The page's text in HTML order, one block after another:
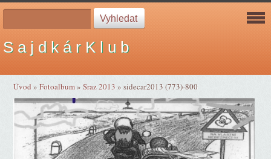
S a j d k á r K l u b
Úvod »Fotoalbum»Sraz 2013 »sidecar2013 (773)-800